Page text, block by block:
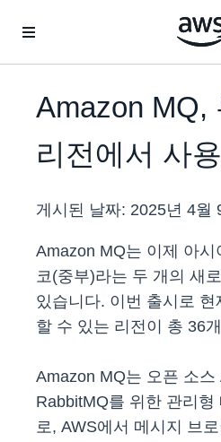
Amazon MQ,
리전에서 사
게시된 날짜: 2025년 4월
Amazon MQ는 이제 아시
코(중부)라는 두 개의 새
있습니다. 이번 출시로
할 수 있는 리전이 총 36
Amazon MQ는 오픈 소스
RabbitMQ를 위한 관리
로, AWS에서 메시지 브